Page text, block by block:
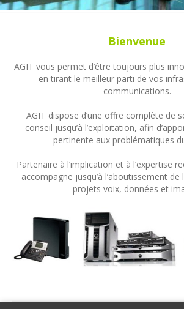
Bienvenue
AGIT vous permet d’être toujours plus
en tirant le meilleur parti de vos
communications.
AGIT dispose d’une offre complète de
conseil jusqu’à l’exploitation, afin
pertinente aux problématiques
Partenaire à l’implication et à l’expertise
accompagne jusqu’à l’aboutissement de
projets voix, données et